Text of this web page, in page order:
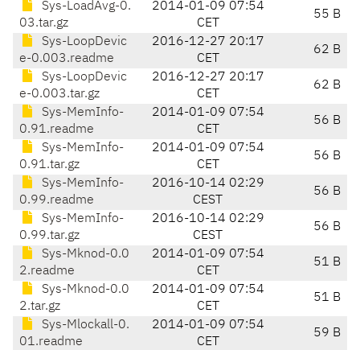
Sys-LoadAvg-0.
03.tar.gz
2014-01-09 07:54
CET
55 B
Sys-LoopDevic
e-0.003.readme
2016-12-27 20:17
CET
62 B
Sys-LoopDevic
e-0.003.tar.gz
2016-12-27 20:17
CET
62 B
Sys-MemInfo-
0.91.readme
2014-01-09 07:54
CET
56 B
Sys-MemInfo-
0.91.tar.gz
2014-01-09 07:54
CET
56 B
Sys-MemInfo-
0.99.readme
2016-10-14 02:29
CEST
56 B
Sys-MemInfo-
0.99.tar.gz
2016-10-14 02:29
CEST
56 B
Sys-Mknod-0.0
2.readme
2014-01-09 07:54
CET
51 B
Sys-Mknod-0.0
2.tar.gz
2014-01-09 07:54
CET
51 B
Sys-Mlockall-0.
01.readme
2014-01-09 07:54
CET
59 B